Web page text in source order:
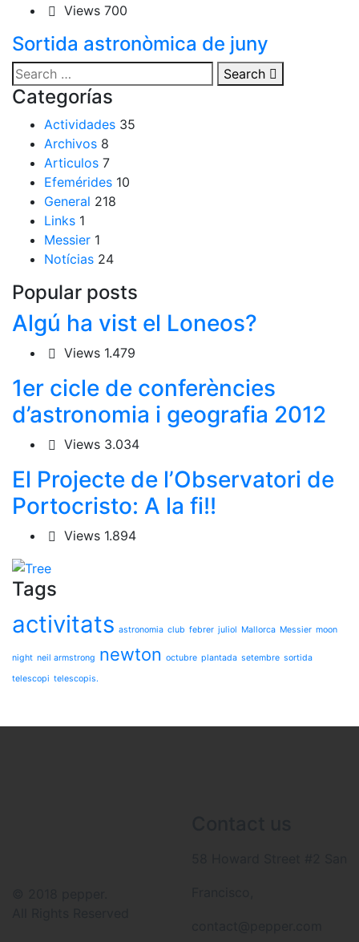
Views 700
Sortida astronòmica de juny
Search
Categorías
Actividades 35
Archivos 8
Articulos 7
Efemérides 10
General 218
Links 1
Messier 1
Notícias 24
Popular posts
Algú ha vist el Loneos?
Views 1.479
1er cicle de conferències
d’astronomia i geografia 2012
Views 3.034
El Projecte de l’Observatori de
Portocristo: A la fi!!
Views 1.894
Tags
activitats astronomia club febrer juliol Mallorca Messier moon
night neil armstrong newton octubre plantada setembre sortida
telescopi telescopis.